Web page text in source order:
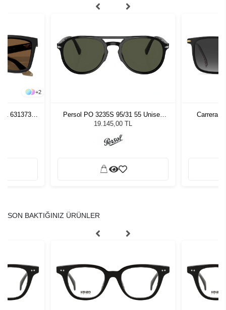
+2
631373
Persol PO 3235S 95/31 55 Unisex
Güneş Gözlüğü
19.145,00 TL
Carrera
SON BAKTIĞINIZ ÜRÜNLER